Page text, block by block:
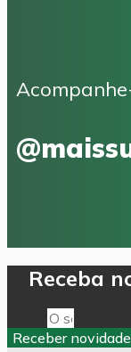
Receba
Receber